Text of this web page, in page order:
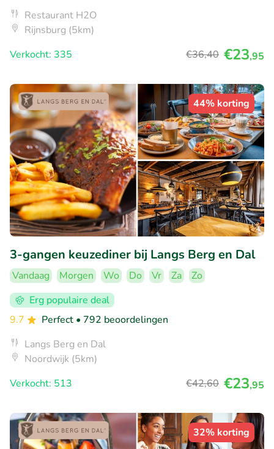
Restaurant H2O
Rijnsburg (5km)
Verkocht: 335
€36,40 €23,95
44% korting
3-gangen keuzediner bij Langs Berg en Dal
Vandaag Morgen Wo Do Vr Za
Zo
Erg populaire deal
9.7
Perfect • 792 beoordelingen
Langs Berg en Dal
Noordwijk (5km)
Verkocht: 513
€42,60 €23,95
32% korting